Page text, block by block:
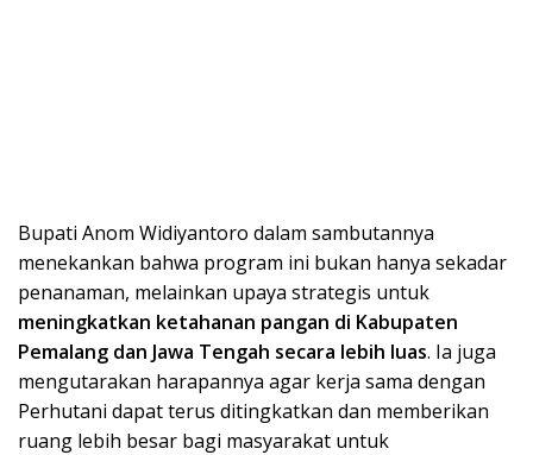
Bupati Anom Widiyantoro dalam sambutannya
menekankan bahwa program ini bukan hanya sekadar
penanaman, melainkan upaya strategis untuk
meningkatkan ketahanan pangan di Kabupaten
Pemalang dan Jawa Tengah secara lebih luas. Ia juga
mengutarakan harapannya agar kerja sama dengan
Perhutani dapat terus ditingkatkan dan memberikan
ruang lebih besar bagi masyarakat untuk